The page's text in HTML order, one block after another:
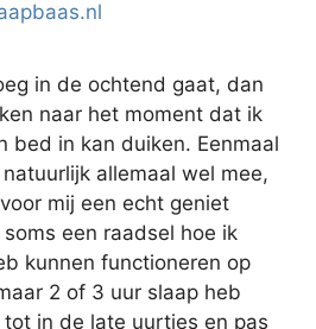
in de ochtend gaat, dan
naar het moment dat ik
bed in kan duiken. Eenmaal
allemaal wel mee,
mij een echt geniet
een raadsel hoe ik
kunnen functioneren op
2 of 3 uur slaap heb
in de late uurtjes en pas